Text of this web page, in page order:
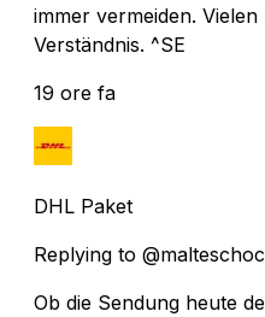
immer vermeiden.
Verständnis. ^SE
19 ore fa
DHL Paket
Replying to
Ob die Sendung heute